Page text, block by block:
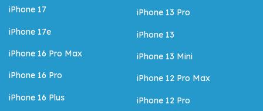
iPhone 17
iPhone 17e
iPhone 16 Pro Max
iPhone 16 Pro
iPhone 16 Plus
iPhone 13 Pro
iPhone 13
iPhone 13 Mini
iPhone 12 Pro Max
iPhone 12 Pro